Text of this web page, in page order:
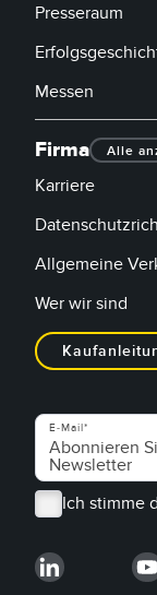
Presseraum
Messen
Firma Alle
Karriere
Allgemeine
Wer wir sind
E-Mail
Ich stimme